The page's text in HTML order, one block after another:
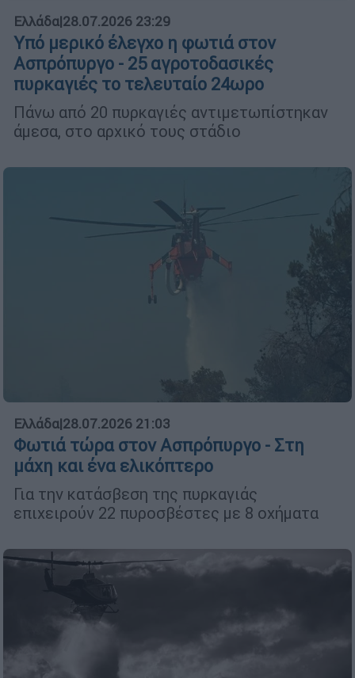
Ελλάδα|28.07.2026 23:29
Υπό μερικό έλεγχο η φωτιά στον
Ασπρόπυργο - 25 αγροτοδασικές
πυρκαγιές το τελευταίο 24ωρο
Πάνω από 20 πυρκαγιές αντιμετωπίστηκαν
άμεσα, στο αρχικό τους στάδιο
Ελλάδα|28.07.2026 21:03
Φωτιά τώρα στον Ασπρόπυργο - Στη
μάχη και ένα ελικόπτερο
Για την κατάσβεση της πυρκαγιάς
επιχειρούν 22 πυροσβέστες με 8 οχήματα